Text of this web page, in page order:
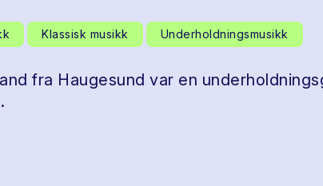
Klassisk musikk Underholdningsmusikk
fra Haugesund var en